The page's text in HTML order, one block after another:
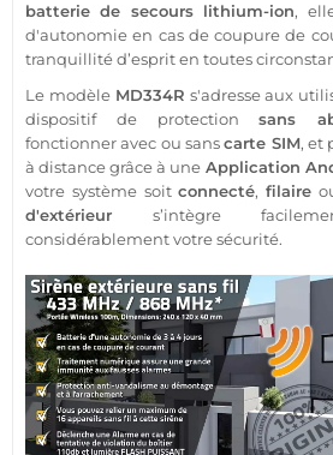
batterie de secours lithium-ion,
d'autonomie en cas de coupure de
tranquillité d’esprit en toutes
Le modèle MD334R s'adresse aux
dispositif de protection sans
fonctionner avec ou sanscarte SIM, et
à distance grâce à une Application
votre systèmesoitconnecté,filaire
d'extérieur s’intègre
considérablement votresécurité.